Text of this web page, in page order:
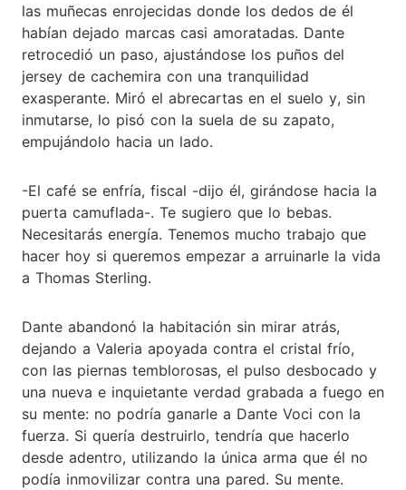
las muñecas enrojecidas donde los dedos de él
habían dejado marcas casi amoratadas. Dante
retrocedió un paso, ajustándose los puños del
jersey de cachemira con una tranquilidad
exasperante. Miró el abrecartas en el suelo y, sin
inmutarse, lo pisó con la suela de su zapato,
empujándolo hacia un lado.
-El café se enfría, fiscal -dijo él, girándose hacia la
puerta camuflada-. Te sugiero que lo bebas.
Necesitarás energía. Tenemos mucho trabajo que
hacer hoy si queremos empezar a arruinarle la vida
a Thomas Sterling.
Dante abandonó la habitación sin mirar atrás,
dejando a Valeria apoyada contra el cristal frío,
con las piernas temblorosas, el pulso desbocado y
una nueva e inquietante verdad grabada a fuego en
su mente: no podría ganarle a Dante Voci con la
fuerza. Si quería destruirlo, tendría que hacerlo
desde adentro, utilizando la única arma que él no
podía inmovilizar contra una pared. Su mente.